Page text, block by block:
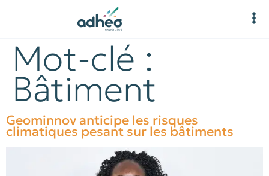
Mot-clé :
Bâtiment
Geominnov anticipe les risques
climatiques pesant sur les bâtiments